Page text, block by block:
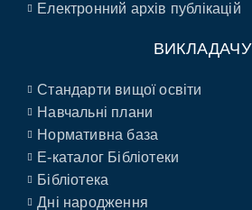
Електронний архів публікацій
ВИКЛАДАЧУ
Стандарти вищої освіти
Навчальні плани
Нормативна база
E-каталог Бібліотеки
Бібліотека
Дні народження